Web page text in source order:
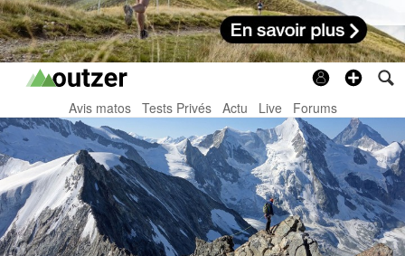
Avis matos Tests Privés Actu Live Forums